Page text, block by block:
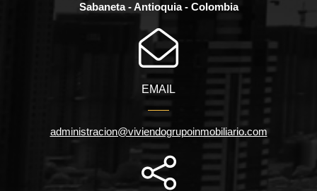
Sabaneta - Antioquia - Colombia
EMAIL
administracion@viviendogrupoinmobiliario.com